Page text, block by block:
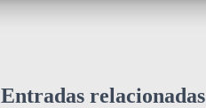
Entradas relacionadas